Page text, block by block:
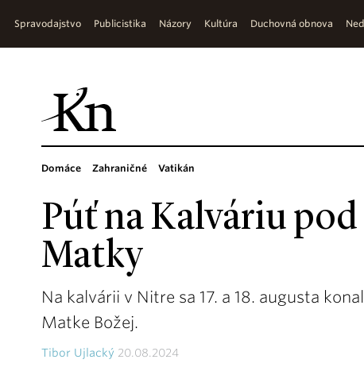
Spravodajstvo Publicistika Názory Kultúra Duchovná obnova
Domáce Zahraničné Vatikán
Púť na Kalváriu
Matky
Na kalvárii v Nitre sa 17. a 18. augusta
Matke Božej.
Tibor Ujlacký 20.08.2024